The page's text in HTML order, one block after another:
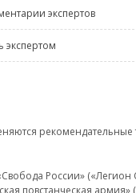
экспертов
экспертом
рекомендательные
России» («Легион
повстанческая